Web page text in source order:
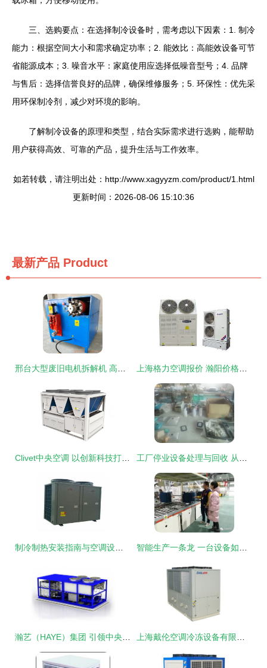
三、选购要点：在选择制冷设备时，需考虑以下因素：1. 制冷
能力：根据空间大小和需求确定功率；2. 能效比：高能效设备可节
省能源成本；3. 噪音水平：家庭使用应选择低噪音型号；4. 品牌
与售后：选择信誉良好的品牌，确保维修服务；5. 环保性：优先采
用环保制冷剂，减少对环境的影响。
了解制冷设备的原理和类型，结合实际需求进行选购，能帮助
用户获得高效、可靠的产品，提升生活与工作效率。
如若转载，请注明出处：http://www.xagyyzm.com/product/1.html
更新时间：2026-08-06 15:10:36
最新产品 Product